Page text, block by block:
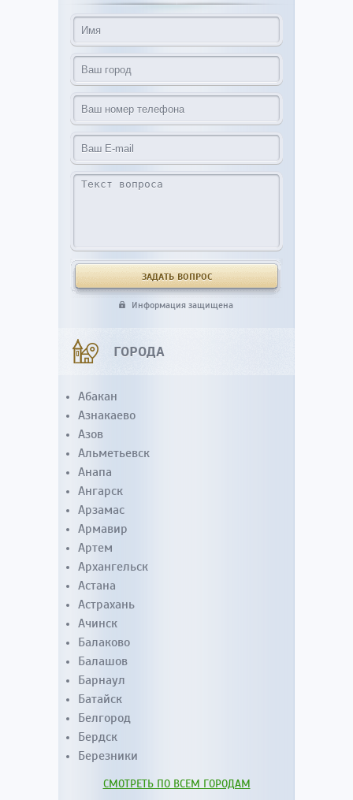
Информация защищена
ГОРОДА
Абакан
Азнакаево
Азов
Альметьевск
Анапа
Ангарск
Арзамас
Армавир
Артем
Архангельск
Астана
Астрахань
Ачинск
Балаково
Балашов
Барнаул
Батайск
Белгород
Бердск
Березники
СМОТРЕТЬ ПО ВСЕМ ГОРОДАМ